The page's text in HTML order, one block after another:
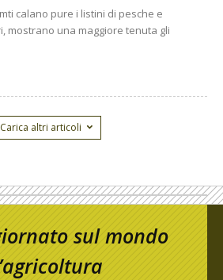
calano pure i listini di pesche e
mostrano una maggiore tenuta gli
Carica altri articoli
sul mondo